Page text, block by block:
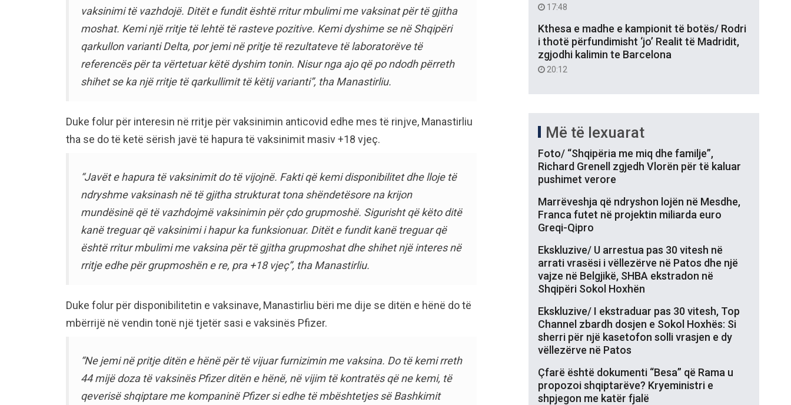
vaksinimi të vazhdojë. Ditët e fundit është rritur mbulimi me vaksinat për të gjitha
moshat. Kemi një rritje të lehtë të rasteve pozitive. Kemi dyshime se në Shqipëri
qarkullon varianti Delta, por jemi në pritje të rezultateve të laboratorëve të
referencës për ta vërtetuar këtë dyshim tonin. Nisur nga ajo që po ndodh përreth
shihet se ka një rritje të qarkullimit të këtij varianti”, tha Manastirliu.
Duke folur për interesin në rritje për vaksinimin anticovid edhe mes të rinjve, Manastirliu
tha se do të ketë sërish javë të hapura të vaksinimit masiv +18 vjeç.
“Javët e hapura të vaksinimit do të vijojnë. Fakti që kemi disponibilitet dhe lloje të
ndryshme vaksinash në të gjitha strukturat tona shëndetësore na krijon
mundësinë që të vazhdojmë vaksinimin për çdo grupmoshë. Sigurisht që këto ditë
kanë treguar që vaksinimi i hapur ka funksionuar. Ditët e fundit kanë treguar që
është rritur mbulimi me vaksina për të gjitha grupmoshat dhe shihet një interes në
rritje edhe për grupmoshën e re, pra +18 vjeç”, tha Manastirliu.
Duke folur për disponibilitetin e vaksinave, Manastirliu bëri me dije se ditën e hënë do të
mbërrijë në vendin tonë një tjetër sasi e vaksinës Pfizer.
“Ne jemi në pritje ditën e hënë për të vijuar furnizimin me vaksina. Do të kemi rreth
44 mijë doza të vaksinës Pfizer ditën e hënë, në vijim të kontratës që ne kemi, të
qeverisë shqiptare me kompaninë Pfizer si edhe të mbështetjes së Bashkimit
17:48
Kthesa e madhe e kampionit të botës/ Rodri
i thotë përfundimisht ‘jo’ Realit të Madridit,
zgjodhi kalimin te Barcelona
20:12
Më të lexuarat
Foto/ “Shqipëria me miq dhe familje”,
Richard Grenell zgjedh Vlorën për të kaluar
pushimet verore
Marrëveshja që ndryshon lojën në Mesdhe,
Franca futet në projektin miliarda euro
Greqi-Qipro
Ekskluzive/ U arrestua pas 30 vitesh në
arrati vrasësi i vëllezërve në Patos dhe një
vajze në Belgjikë, SHBA ekstradon në
Shqipëri Sokol Hoxhën
Ekskluzive/ I ekstraduar pas 30 vitesh, Top
Channel zbardh dosjen e Sokol Hoxhës: Si
sherri për një kasetofon solli vrasjen e dy
vëllezërve në Patos
Çfarë është dokumenti “Besa” që Rama u
propozoi shqiptarëve? Kryeministri e
shpjegon me katër fjalë